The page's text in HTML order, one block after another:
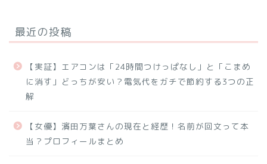
最近の投稿
【実証】エアコンは「24時間つけっぱなし」と「こまめ
に消す」どっちが安い？電気代をガチで節約する3つの正
解
【女優】濱田万葉さんの現在と経歴！名前が回文って本
当？プロフィールまとめ